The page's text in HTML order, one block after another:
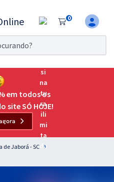
0
7 dias!
o Exame da
as principais
em todos os
site SÓ HOJE!
de Jaborá - SC